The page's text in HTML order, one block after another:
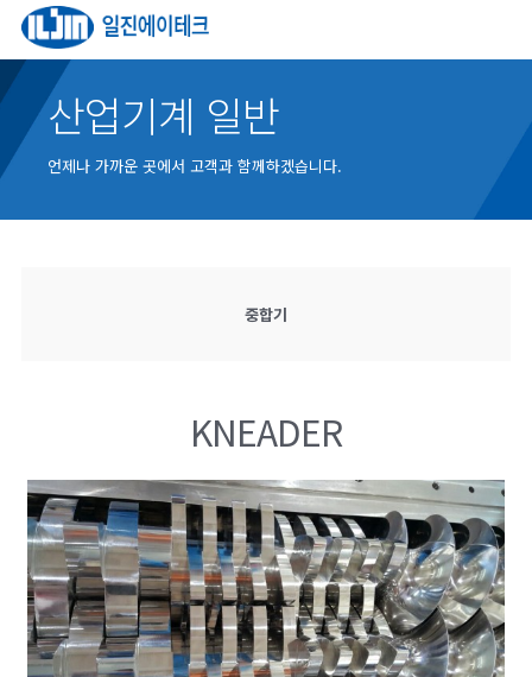
산업기계 일반
언제나 가까운 곳에서 고객과 함께하겠습니다.
중합기
KNEADER